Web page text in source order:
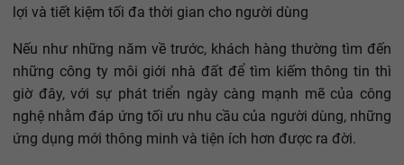
lợi và tiết kiệm tối đa thời gian cho người dùng
Nếu như những năm về trước, khách hàng thường tìm đến
những công ty môi giới nhà đất để tìm kiếm thông tin thì
giờ đây, với sự phát triển ngày càng mạnh mẽ của công
nghệ nhằm đáp ứng tối ưu nhu cầu của người dùng, những
ứng dụng mới thông minh và tiện ích hơn được ra đời.